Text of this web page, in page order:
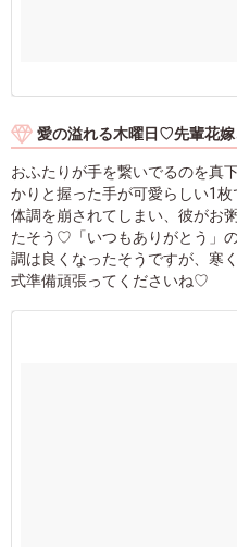
愛の溢れる木曜日♡先輩花
おふたりが手を繋いでるのを真
かりと握った手が可愛らしい1
体調を崩されてしまい、彼がお
たそう♡「いつもありがとう」
調は良くなったそうですが、寒
式準備頑張ってくださいね♡